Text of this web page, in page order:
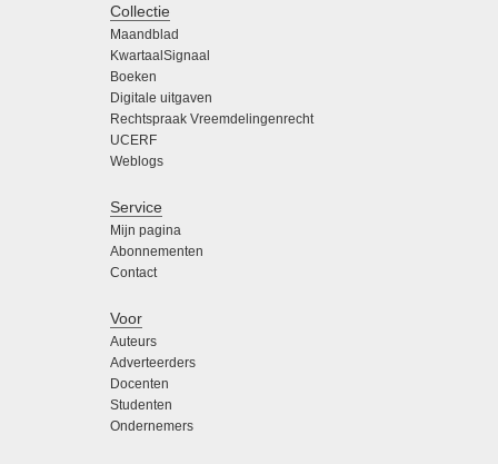
Collectie
Maandblad
KwartaalSignaal
Boeken
Digitale uitgaven
Rechtspraak Vreemdelingenrecht
UCERF
Weblogs
Service
Mijn pagina
Abonnementen
Contact
Voor
Auteurs
Adverteerders
Docenten
Studenten
Ondernemers